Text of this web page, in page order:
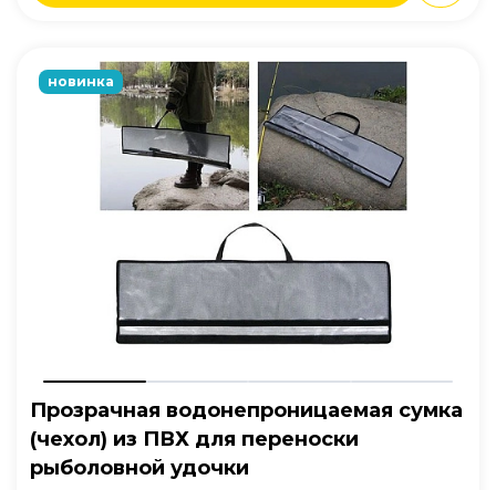
новинка
Прозрачная водонепроницаемая сумка
(чехол) из ПВХ для переноски
рыболовной удочки